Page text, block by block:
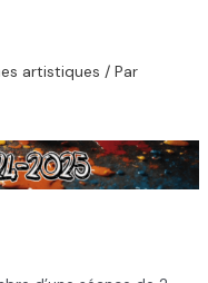
artistiques / Par